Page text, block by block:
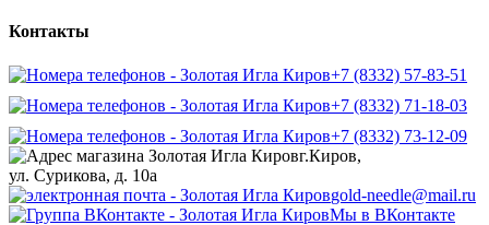
Контакты
+7 (8332) 57-83-51
+7 (8332) 71-18-03
+7 (8332) 73-12-09
г.Киров,
ул. Сурикова, д. 10а
gold-needle@mail.ru
Мы в ВКонтакте